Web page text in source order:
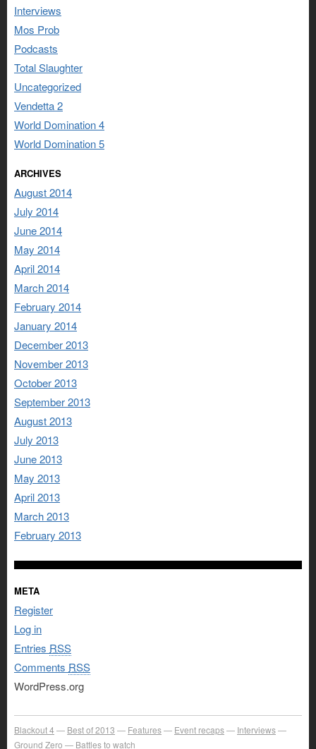
Interviews
Mos Prob
Podcasts
Total Slaughter
Uncategorized
Vendetta 2
World Domination 4
World Domination 5
ARCHIVES
August 2014
July 2014
June 2014
May 2014
April 2014
March 2014
February 2014
January 2014
December 2013
November 2013
October 2013
September 2013
August 2013
July 2013
June 2013
May 2013
April 2013
March 2013
February 2013
META
Register
Log in
Entries RSS
Comments RSS
WordPress.org
Blackout 4 Best of 2013 Features Event recaps
Interviews
Ground Zero
Battles to watch